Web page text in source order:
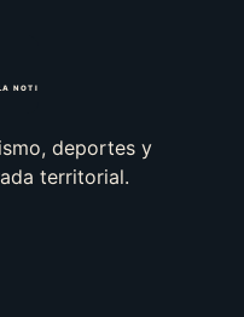
deportes y
territorial.